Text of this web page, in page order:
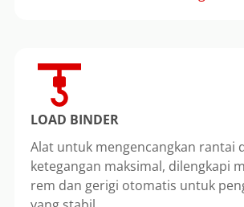
LOAD BINDER
Alat untuk mengencangkan rantai
ketegangan maksimal, dilengkapi
rem dan gerigi otomatis untuk